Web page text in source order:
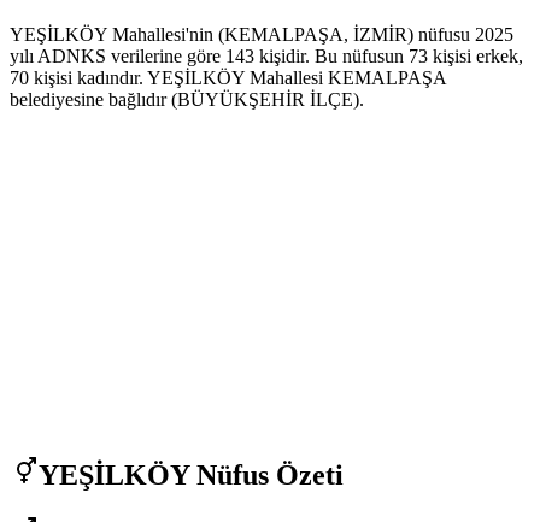
YEŞİLKÖY Mahallesi'nin (KEMALPAŞA, İZMİR) nüfusu 2025
yılı ADNKS verilerine göre 143 kişidir. Bu nüfusun 73 kişisi erkek,
70 kişisi kadındır. YEŞİLKÖY Mahallesi KEMALPAŞA
belediyesine bağlıdır (BÜYÜKŞEHİR İLÇE).
YEŞİLKÖYNüfus Özeti